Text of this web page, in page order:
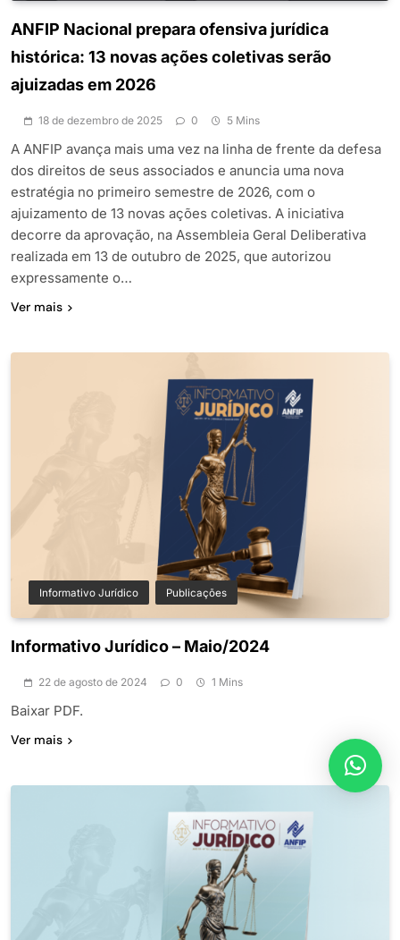
ANFIP Nacional prepara ofensiva jurídica
histórica: 13 novas ações coletivas serão
ajuizadas em 2026
18 de dezembro de 2025 0 5 Mins
A ANFIP avança mais uma vez na linha de frente da defesa
dos direitos de seus associados e anuncia uma nova
estratégia no primeiro semestre de 2026, com o
ajuizamento de 13 novas ações coletivas. A iniciativa
decorre da aprovação, na Assembleia Geral Deliberativa
realizada em 13 de outubro de 2025, que autorizou
expressamente o…
Ver mais
Informativo Jurídico Publicações
Informativo Jurídico – Maio/2024
22 de agosto de 2024 0 1 Mins
Baixar PDF.
Ver mais